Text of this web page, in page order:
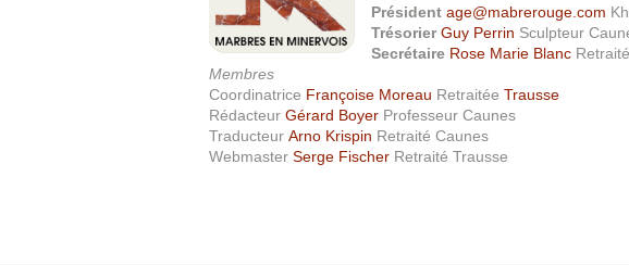
Président age@mabrerouge.com
TrésorierGuy Perrin Sculpteur
Secrétaire Rose Marie Blanc
Membres
Coordinatrice Françoise Moreau Retraitée Trausse
Rédacteur Gérard Boyer Professeur Caunes
Traducteur Arno Krispin Retraité Caunes
Webmaster Serge Fischer Retraité Trausse